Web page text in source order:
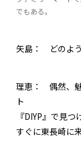
でもある。
矢島： どのよ
理恵： 偶然、
ト
『DIYP』で見
すぐに東長崎に